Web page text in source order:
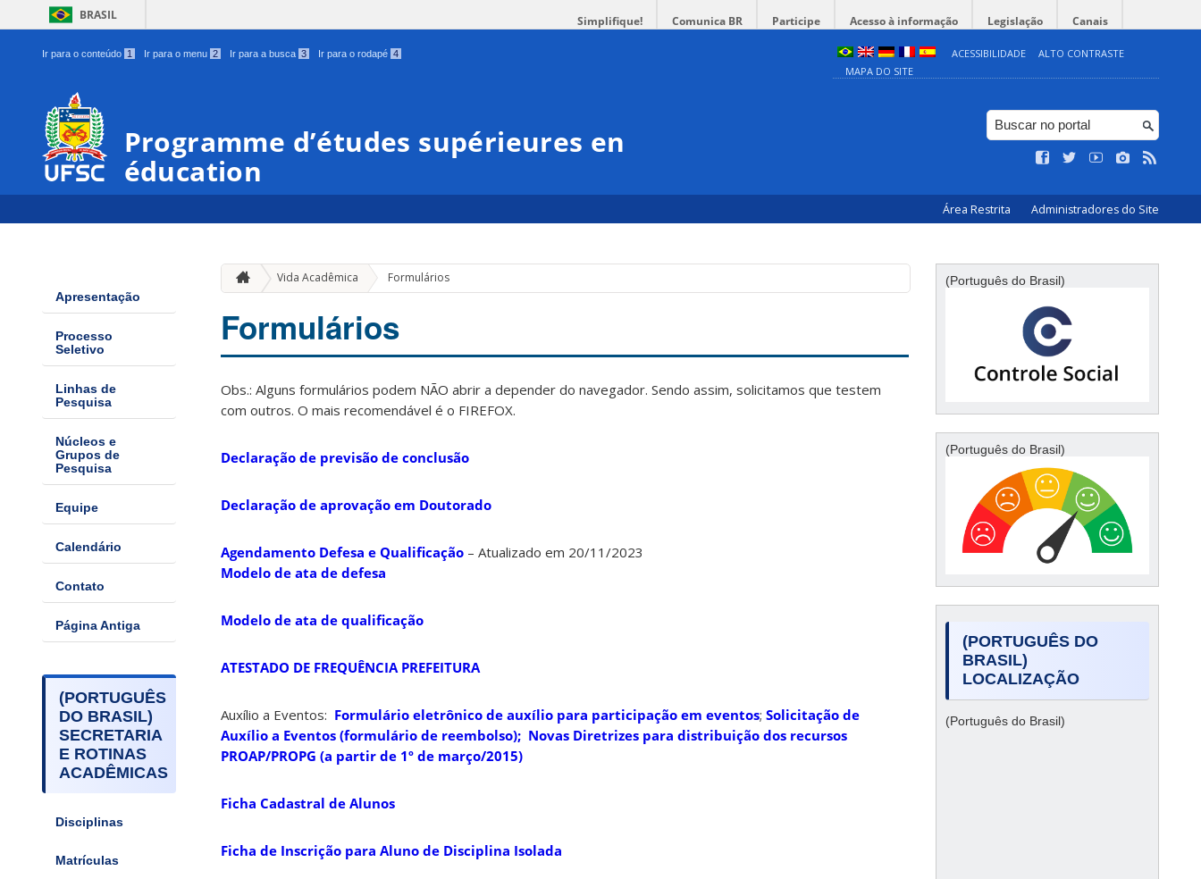
BRASIL Simplifique! Comunica BR Participe Acesso à informação Legislação Canais
Ir para o conteúdo 1 Ir para o menu 2 Ir para a busca 3 Ir para o rodapé 4 ACESSIBILIDADE
ALTO CONTRASTE
MAPA DO SITE
Programme d’études supérieures en
éducation
Área Restrita Administradores do Site
Apresentação
Processo
Seletivo
Linhas de
Pesquisa
Núcleos e
Grupos de
Pesquisa
Equipe
Calendário
Contato
Página Antiga
(PORTUGUÊS
DO BRASIL)
SECRETARIA
E ROTINAS
ACADÊMICAS
Disciplinas
Matrículas
Vida Acadêmica Formulários
Formulários
Obs.: Alguns formulários podem NÃO abrir a depender do navegador. Sendo assim, solicitamos que testem
com outros. O mais recomendável é o FIREFOX.
Declaração de previsão de conclusão
Declaração de aprovação em Doutorado
Agendamento Defesa e Qualificação – Atualizado em 20/11/2023
Modelo de ata de defesa
Modelo de ata de qualificação
ATESTADO DE FREQUÊNCIA PREFEITURA
Auxílio a Eventos: Formulário eletrônico de auxílio para participação em eventos; Solicitação de
Auxílio a Eventos (formulário de reembolso); Novas Diretrizes para distribuição dos recursos
PROAP/PROPG (a partir de 1º de março/2015)
Ficha Cadastral de Alunos
Ficha de Inscrição para Aluno de Disciplina Isolada
(Português do Brasil)
(Português do Brasil)
(PORTUGUÊS DO
BRASIL)
LOCALIZAÇÃO
(Português do Brasil)